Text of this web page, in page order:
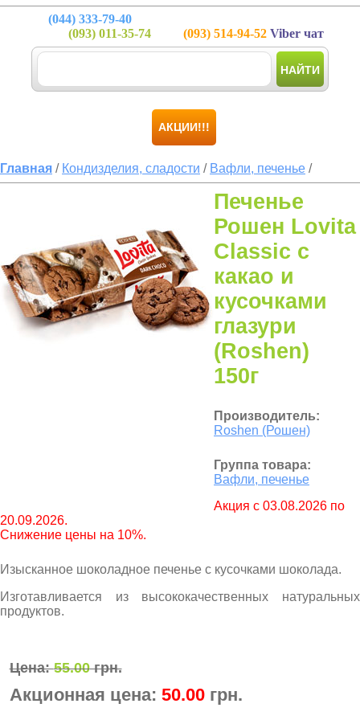
(044) 333-79-40
(093) 011-35-74 (093) 514-94-52 Viber чат
НАЙТИ
АКЦИИ!!!
Главная / Кондизделия, сладости / Вафли, печенье /
Печенье
Рошен Lovita
Classic с
какао и
кусочками
глазури
(Roshen)
150г
Производитель:
Roshen (Рошен)
Группа товара:
Вафли, печенье
Aкция с 03.08.2026 по
20.09.2026.
Снижение цены на 10%.
Изысканное шоколадное печенье с кусочками шоколада.
Изготавливается из высококачественных натуральных
продуктов.
Цена:55.00грн.
Акционная цена: 50.00 грн.